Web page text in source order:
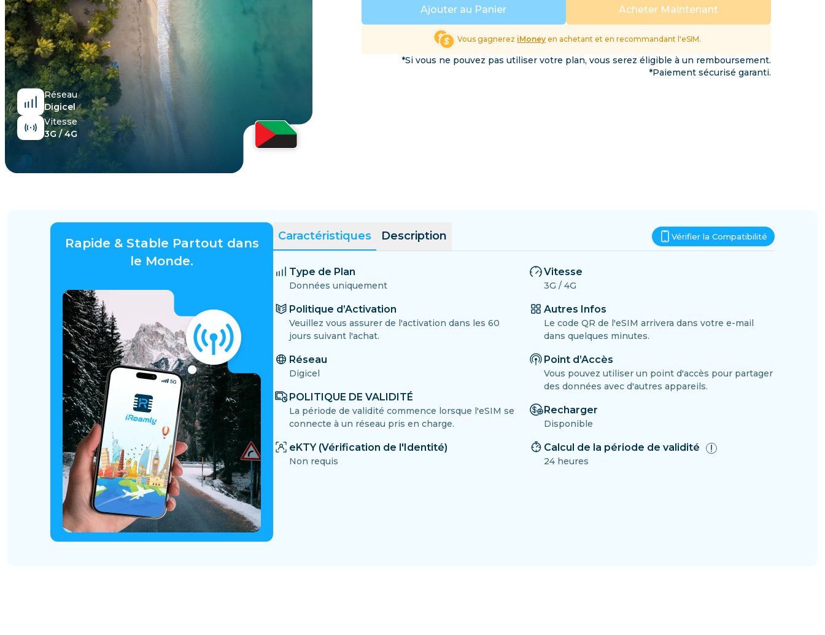
Explorer toutes les destinations
Réseau
Digicel
Vitesse
3G / 4G
Ajouter au Panier Acheter Maintenant
Vous gagnerez iMoney en achetant et en recommandant l'eSIM.
*Si vous ne pouvez pas utiliser votre plan, vous serez éligible à un remboursement.
*Paiement sécurisé garanti.
Rapide & Stable Partout dans
le Monde.
Caractéristiques Description Vérifier la Compatibilité
Type de Plan
Données uniquement
Politique d’Activation
Veuillez vous assurer de l'activation dans les 60
jours suivant l'achat.
Réseau
Digicel
POLITIQUE DE VALIDITÉ
La période de validité commence lorsque l'eSIM se
connecte à un réseau pris en charge.
eKTY (Vérification de l'Identité)
Non requis
Vitesse
3G / 4G
Autres Infos
Le code QR de l'eSIM arrivera dans votre e-mail
dans quelques minutes.
Point d’Accès
Vous pouvez utiliser un point d'accès pour partager
des données avec d'autres appareils.
Recharger
Disponible
Calcul de la période de validité
24 heures